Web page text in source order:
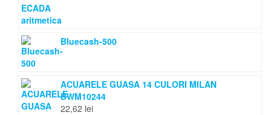
Bluecash-500
ACUARELE GUASA 14 CULORI MILAN
BWM10244
22,62 lei